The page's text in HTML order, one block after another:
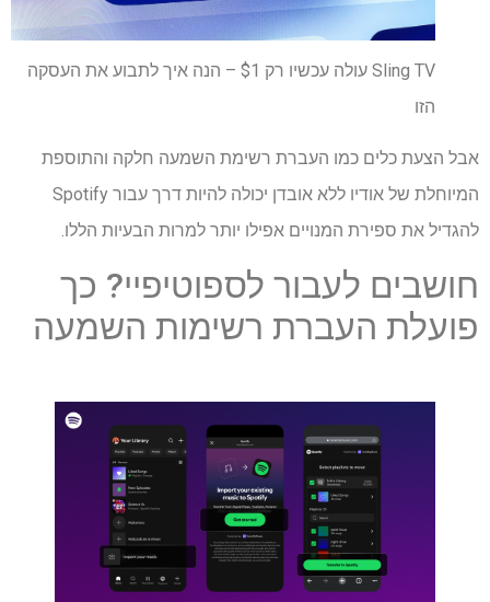
Sling TV עולה עכשיו רק $1 – הנה איך לתבוע את העסקה
הזו
אבל הצעת כלים כמו העברת רשימת השמעה חלקה והתוספת
המיוחלת של אודיו ללא אובדן יכולה להיות דרך עבור Spotify
להגדיל את ספירת המנויים אפילו יותר למרות הבעיות הללו.
חושבים לעבור לספוטיפיי? כך
פועלת העברת רשימות השמעה